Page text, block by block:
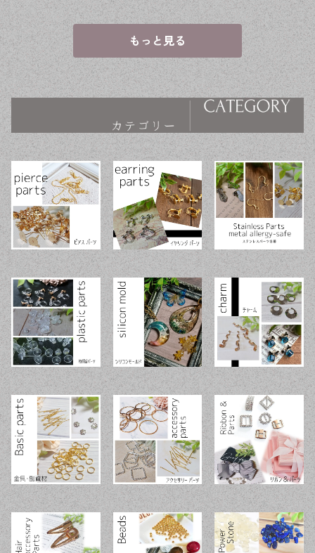
ンドメイド資材
【en工房】
ンドメイド資材
【en工房】
ンドメイド資材
【en工房】
もっと見る